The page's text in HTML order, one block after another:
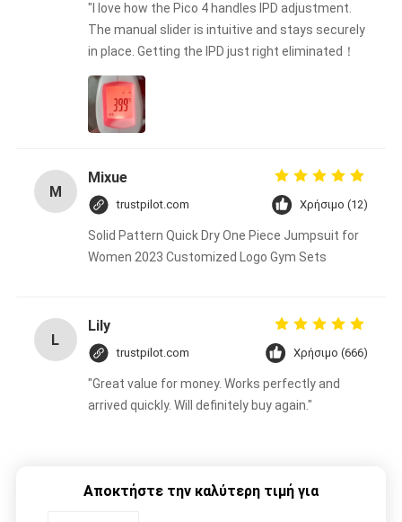
"I love how the Pico 4 handles IPD adjustment.
The manual slider is intuitive and stays securely
in place. Getting the IPD just right eliminated！
M
Mixue
trustpilot.com Χρήσιμο (12)
Solid Pattern Quick Dry One Piece Jumpsuit for
Women 2023 Customized Logo Gym Sets
L
Lily
trustpilot.com Χρήσιμο (666)
"Great value for money. Works perfectly and
arrived quickly. Will definitely buy again."
Αποκτήστε την καλύτερη τιμή για